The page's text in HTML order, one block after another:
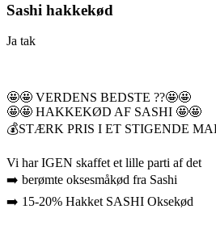
Sashi hakkekød
Ja tak
🤩🤩 VERDENS BEDSTE ??🤩🤩
🤩🤩 HAKKEKØD AF SASHI 🤩🤩
💰STÆRK PRIS I ET STIGENDE
Vi har IGEN skaffet et lille parti af det
➡️ berømte oksesmåkød fra Sashi
➡️ 15-20% Hakket SASHI Oksekød